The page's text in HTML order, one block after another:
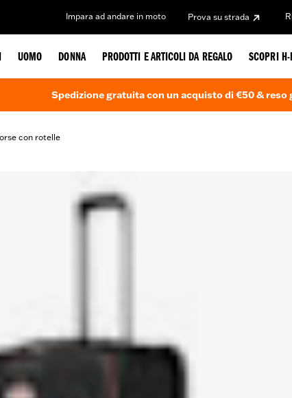
Impara ad andare in moto Prova su strada
UOMO DONNA PRODOTTI E ARTICOLI DA REGALO SCOPRI H-
Spedizione gratuita con un acquisto di €50 & reso
con rotelle